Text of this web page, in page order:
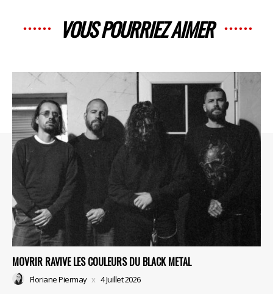
VOUS POURRIEZ AIMER
MOVRIR RAVIVE LES COULEURS DU BLACK METAL
Floriane Piermay 4 Juillet 2026